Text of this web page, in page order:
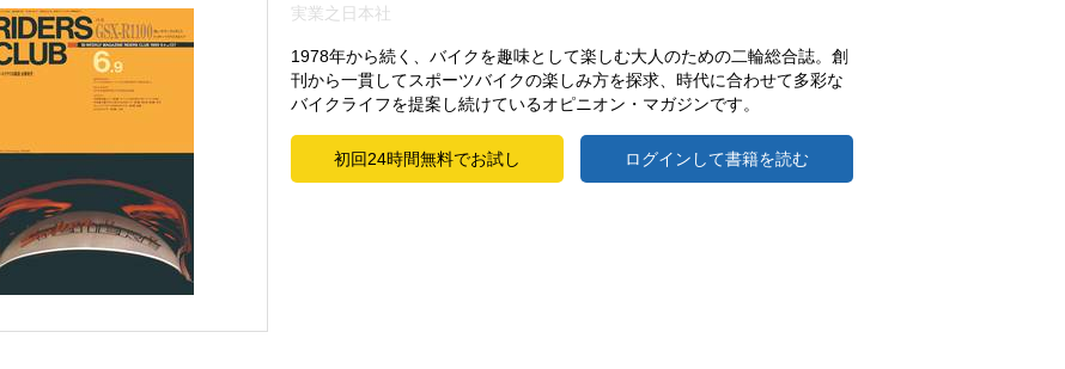
実業之日本社
1978年から続く、バイクを趣味として楽しむ大人のための二輪総合誌。創
刊から一貫してスポーツバイクの楽しみ方を探求、時代に合わせて多彩な
バイクライフを提案し続けているオピニオン・マガジンです。
初回24時間無料でお試し ログインして書籍を読む